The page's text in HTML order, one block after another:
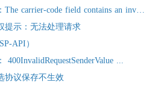
：The carrier-code field contains an inval i
提示 ：无法处理请求
SP-API ）
： 400InvalidRequestSenderValue ...
协议保存不生效